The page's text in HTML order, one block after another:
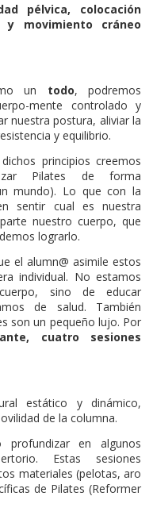
pélvica, colocación
y movimiento cráneo
un todo, podremos
mente controlado y
nuestra postura, aliviar la
y equilibrio.
principios creemos
Pilates de forma
mundo). Lo que con la
sentir cual es nuestra
nuestro cuerpo, que
lograrlo.
el alumn@ asimile estos
individual. No estamos
sino de educar
de salud. También
son un pequeño lujo. Por
cuatro sesiones
estático y dinámico,
de la columna.
en algunos
Estas sesiones
materiales (pelotas, aro
de Pilates (Reformer